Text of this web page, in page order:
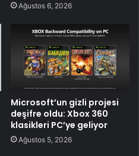
Ağustos 6, 2026
Microsoft’un gizli projesi
deşifre oldu: Xbox 360
klasikleri PC’ye geliyor
Ağustos 5, 2026